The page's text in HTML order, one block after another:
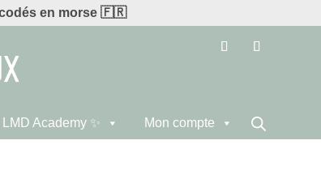
en morse 🇫🇷
LMD Academy ✨ Mon compte